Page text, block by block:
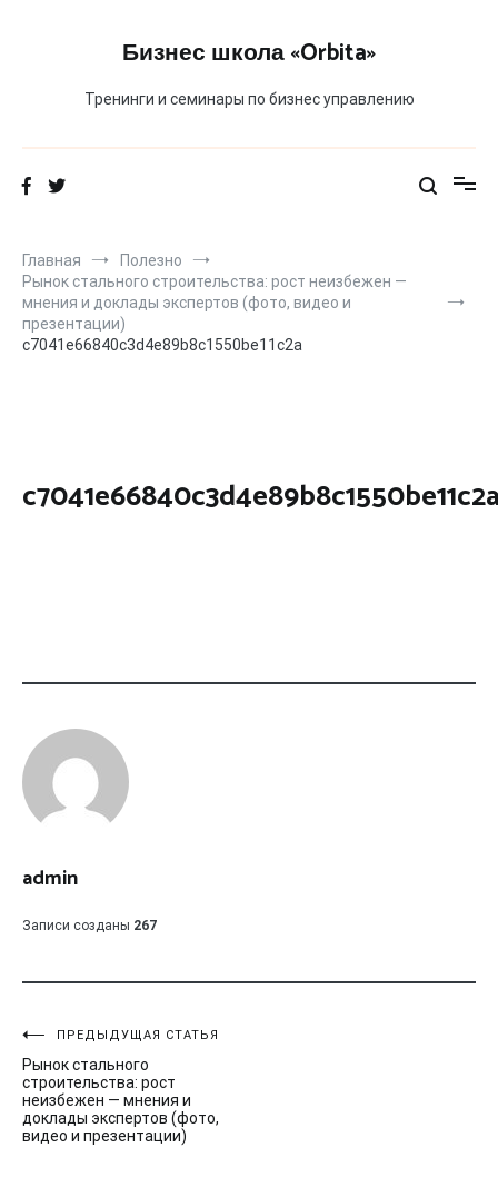
Бизнес школа «Orbita»
Тренинги и семинары по бизнес управлению
Главная
Полезно
Рынок стального строительства: рост неизбежен —
мнения и доклады экспертов (фото, видео и
презентации)
c7041e66840c3d4e89b8c1550be11c2a
admin
Записи созданы 267
Навигация
по
записям
ПРЕДЫДУЩАЯ СТАТЬЯ
Рынок стального
строительства: рост
неизбежен — мнения и
доклады экспертов (фото,
видео и презентации)